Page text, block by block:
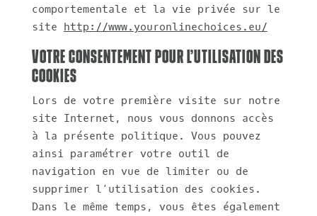
comportementale et la vie privée sur le
site http://www.youronlinechoices.eu/
Votre consentement pour l’utilisation des
cookies
Lors de votre première visite sur notre
site Internet, nous vous donnons accès
à la présente politique. Vous pouvez
ainsi paramétrer votre outil de
navigation en vue de limiter ou de
supprimer l’utilisation des cookies.
Dans le même temps, vous êtes également